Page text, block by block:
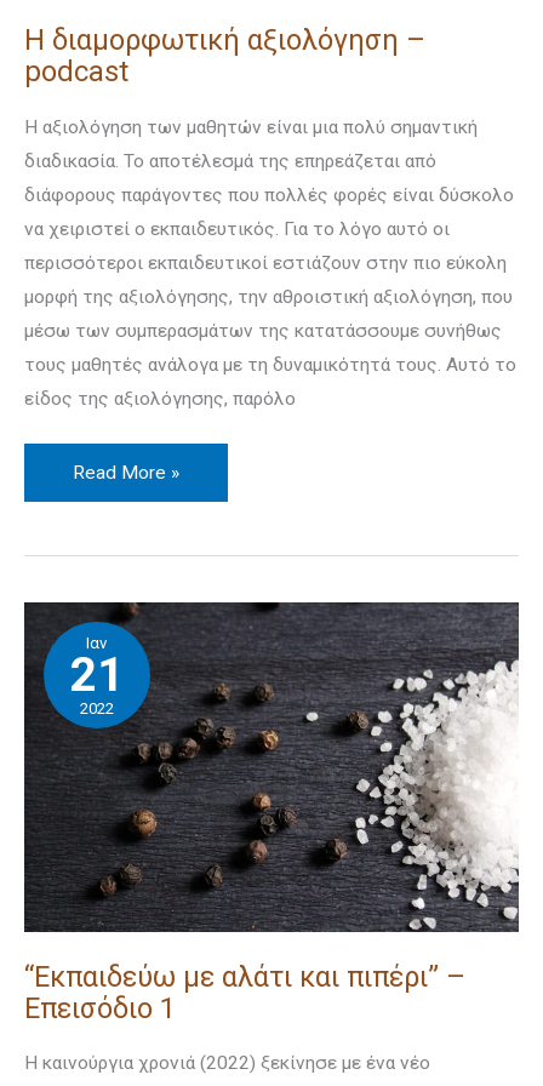
Η διαμορφωτική αξιολόγηση –
podcast
Η αξιολόγηση των μαθητών είναι μια πολύ σημαντική
διαδικασία. Το αποτέλεσμά της επηρεάζεται από
διάφορους παράγοντες που πολλές φορές είναι δύσκολο
να χειριστεί ο εκπαιδευτικός. Για το λόγο αυτό οι
περισσότεροι εκπαιδευτικοί εστιάζουν στην πιο εύκολη
μορφή της αξιολόγησης, την αθροιστική αξιολόγηση, που
μέσω των συμπερασμάτων της κατατάσσουμε συνήθως
τους μαθητές ανάλογα με τη δυναμικότητά τους. Αυτό το
είδος της αξιολόγησης, παρόλο
Read More »
Ιαν
21
2022
“Εκπαιδεύω με αλάτι και πιπέρι” –
Επεισόδιο 1
Η καινούργια χρονιά (2022) ξεκίνησε με ένα νέο
“Εκπαιδεύω
με
αλάτι
και
πιπέρι”
–
Επεισόδιο
1